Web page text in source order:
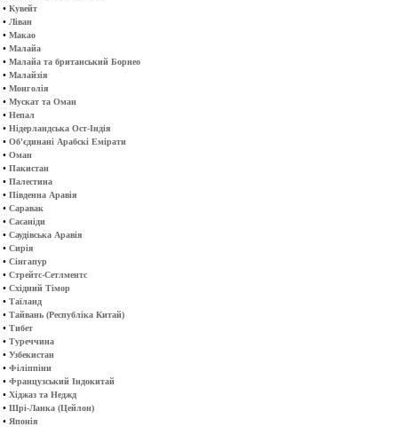
• Кувейт
• Ліван
• Макао
• Малайа
• Малайа та британський Борнео
• Малайзія
• Монголія
• Мускат та Оман
• Непал
• Нідерландська Ост-Індія
• Об'єдинані Арабскі Емірати
• Оман
• Пакистан
• Палестина
• Південна Аравія
• Саравак
• Сасаніди
• Саудівська Аравія
• Сирія
• Сінгапур
• Стрейтс-Сетлментс
• Східний Тімор
• Таїланд
• Тайвань (Республіка Китай)
• Тибет
• Туреччина
• Узбекистан
• Філіппіни
• Французський Індокитай
• Хіджаз та Неджд
• Шрі-Ланка (Цейлон)
• Японія